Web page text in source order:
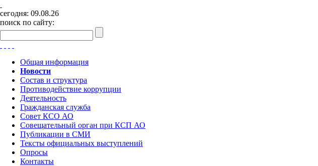
сегодня: 09.08.26
поиск по сайту:
Общая информация
Новости
Состав и структура
Противодействие коррупции
Деятельность
Гражданская служба
Совет КСО АО
Совещательный орган при КСП АО
Публикации в СМИ
Тексты официальных выступлений
Опросы
Контакты